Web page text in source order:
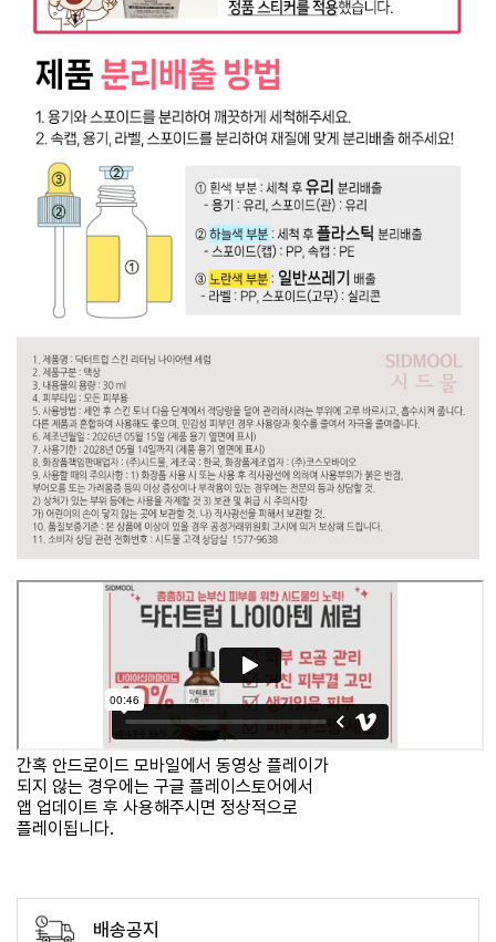
간혹 안드로이드 모바일에서 동영상 플레이가
되지 않는 경우에는 구글 플레이스토어에서
앱 업데이트 후 사용해주시면 정상적으로
플레이됩니다.
배송공지